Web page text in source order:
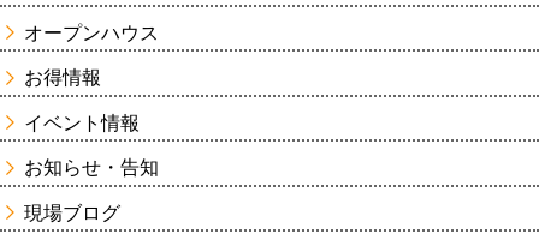
オープンハウス
お得情報
イベント情報
お知らせ・告知
現場ブログ